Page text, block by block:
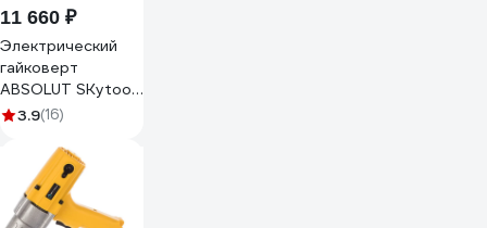
11 660 ₽
Электрический
гайковерт
ABSOLUT SKytools
SK9003
3.9(16)